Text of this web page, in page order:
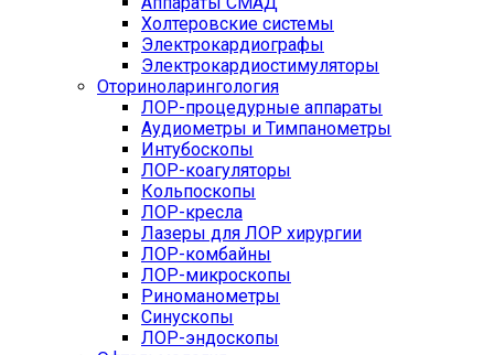
Холтеровские системы
Электрокардиографы
Электрокардиостимуляторы
Оториноларингология
ЛОР-процедурные аппараты
Аудиометры и Тимпанометры
Интубоскопы
ЛОР-коагуляторы
Кольпоскопы
ЛОР-кресла
Лазеры для ЛОР хирургии
ЛОР-комбайны
ЛОР-микроскопы
Риноманометры
Синускопы
ЛОР-эндоскопы